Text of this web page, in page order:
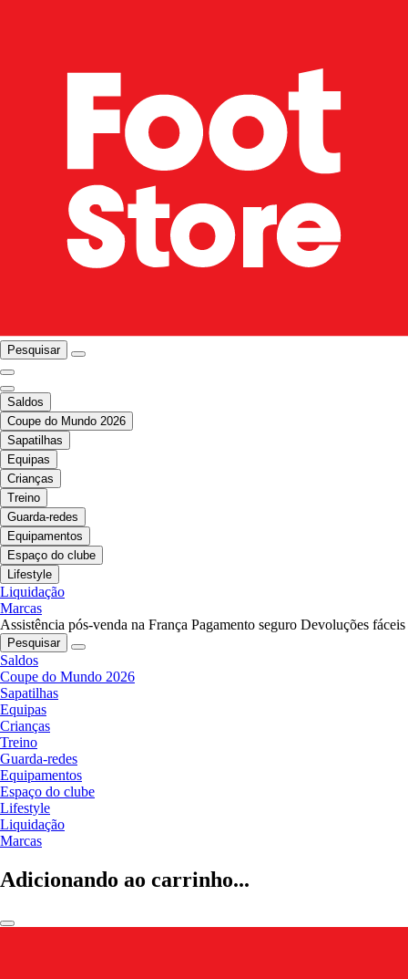
Pesquisar
Saldos
Coupe do Mundo 2026
Sapatilhas
Equipas
Crianças
Treino
Guarda-redes
Equipamentos
Espaço do clube
Lifestyle
Liquidação
Marcas
Assistência pós-venda na França Pagamento seguro Devoluções fáceis
Pesquisar
Saldos
Coupe do Mundo 2026
Sapatilhas
Equipas
Crianças
Treino
Guarda-redes
Equipamentos
Espaço do clube
Lifestyle
Liquidação
Marcas
Adicionando ao carrinho...